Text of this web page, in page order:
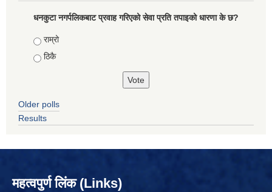
धनकुटा नगर्पलिकबाट प्रवाह गरिएको सेवा प्रति तपाइको धारणा के छ?
Choices
राम्रो
ठिकै
Older polls
Results
महत्वपुर्ण लिंक (Links)